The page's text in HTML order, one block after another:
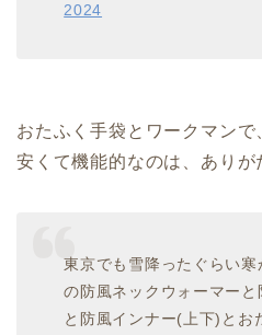
2024
おたふく手袋とワークマンで
安くて機能的なのは、ありが
東京でも雪降ったぐらい
の防風ネックウォーマーと
と防風インナー(上下)とお